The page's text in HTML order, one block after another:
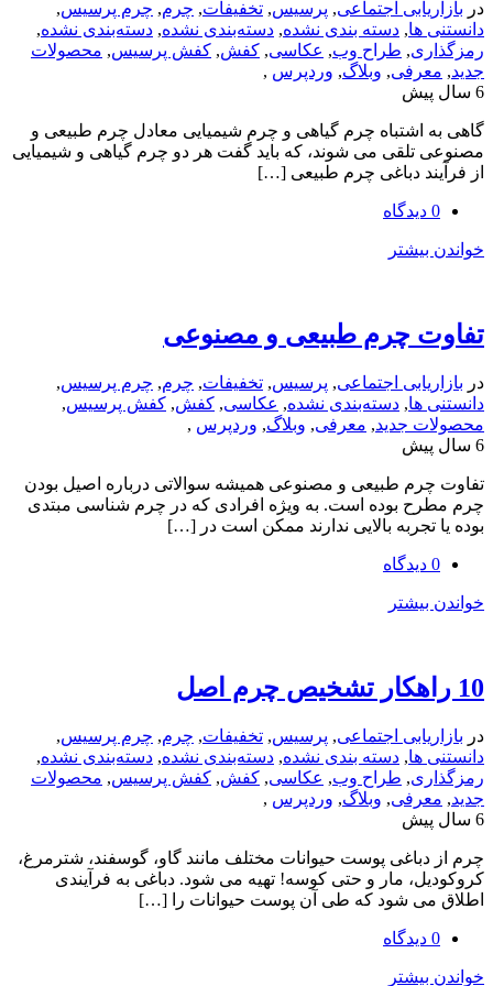
اجتماعی پرسیس, تخفیفات ,چرم,چرم پرسیس,
,دسته بندی نشده,دسته‌بندی نشده,دسته‌بندی نشده,
,طراح وب,عکاسی, کفش, کفش پرسیس , محصولات
, وبلاگ, وردپرس ,
اشتباه چرم گیاهی و چرم شیمیایی معادل چرم طبیعی و
می شوند، که باید گفت هر دو چرم گیاهی و شیمیایی
دباغی چرم طبیعی […]
چرم طبیعی و مصنوعی
اجتماعی پرسیس, تخفیفات ,چرم,چرم پرسیس,
,دسته‌بندی نشده,عکاسی, کفش, کفش پرسیس ,
جدید,معرفی, وبلاگ, وردپرس ,
طبیعی و مصنوعی همیشه سوالاتی درباره اصیل بودن
بوده است. به ویژه افرادی که در چرم شناسی مبتدی
بالایی ندارند ممکن است در […]
اجتماعی پرسیس, تخفیفات ,چرم,چرم پرسیس,
,دسته بندی نشده,دسته‌بندی نشده,دسته‌بندی نشده,
,طراح وب,عکاسی, کفش, کفش پرسیس , محصولات
, وبلاگ, وردپرس ,
پوست حیوانات مختلف مانند گاو، گوسفند، شترمرغ،
مار و حتی کوسه! تهیه می شود. دباغی به فرآیندی
شود که طی آن پوست حیوانات را […]